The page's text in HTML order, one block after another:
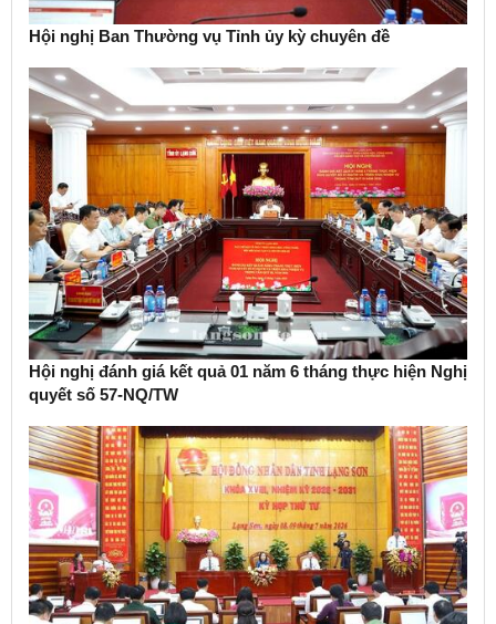
Hội nghị Ban Thường vụ Tỉnh ủy kỳ chuyên đề
Hội nghị đánh giá kết quả 01 năm 6 tháng thực hiện Nghị
quyết số 57-NQ/TW